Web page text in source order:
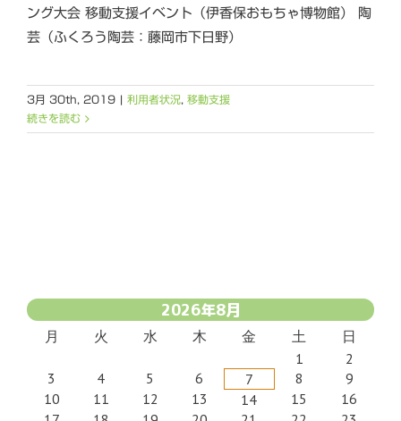
ング大会 移動支援イベント（伊香保おもちゃ博物館） 陶
芸（ふくろう陶芸：藤岡市下日野）
3月 30th, 2019 | 利用者状況
移動支援
続きを読む
2026年8月
月 火 水 木 金 土 日
1
2
3
4 5 6 7 8
9
10
11 12 13 14 15
16